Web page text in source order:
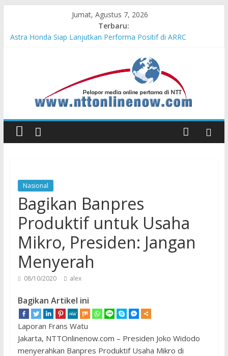
Jumat, Agustus 7, 2026
Terbaru:
Astra Honda Siap Lanjutkan Performa Positif di ARRC
Pengadaan Kapal PPA Perkuat Kemampuan Pertahanan Udara
TNI AL Hadapi Ancaman Maritim Modern
Cahaya Kemerdekaan di Nonotbatan: Listrik Masuk Desa, PLN
Edukasi Keselamatan
Honda AT Family Day Semarakkan 11 Kota di Jawa Timur
Desa Desa, Tak Sekadar Laporan
Nasional
Bagikan Banpres
Produktif untuk Usaha
Mikro, Presiden: Jangan
Menyerah
08/10/2020 alex
Bagikan Artikel ini
Laporan Frans Watu
Jakarta, NTTOnlinenow.com – Presiden Joko Widodo
menyerahkan Banpres Produktif Usaha Mikro di